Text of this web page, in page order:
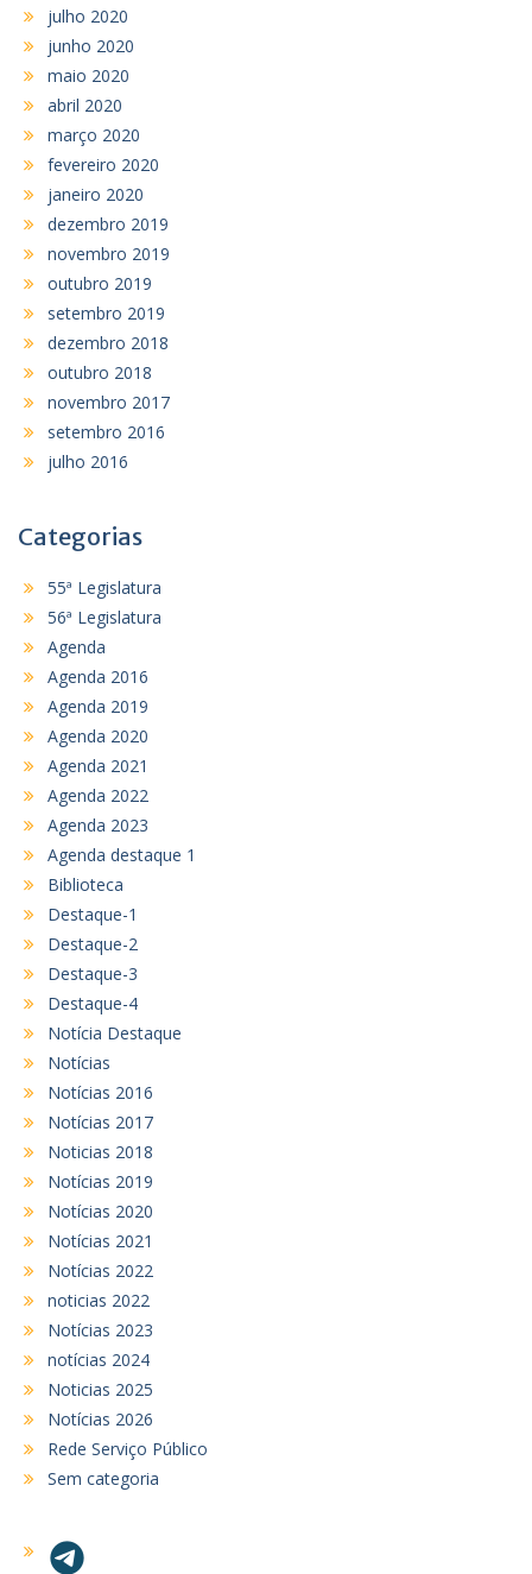
julho 2020
junho 2020
maio 2020
abril 2020
março 2020
fevereiro 2020
janeiro 2020
dezembro 2019
novembro 2019
outubro 2019
setembro 2019
dezembro 2018
outubro 2018
novembro 2017
setembro 2016
julho 2016
Categorias
55ª Legislatura
56ª Legislatura
Agenda
Agenda 2016
Agenda 2019
Agenda 2020
Agenda 2021
Agenda 2022
Agenda 2023
Agenda destaque 1
Biblioteca
Destaque-1
Destaque-2
Destaque-3
Destaque-4
Notícia Destaque
Notícias
Notícias 2016
Notícias 2017
Noticias 2018
Notícias 2019
Notícias 2020
Notícias 2021
Notícias 2022
noticias 2022
Notícias 2023
notícias 2024
Noticias 2025
Notícias 2026
Rede Serviço Público
Sem categoria